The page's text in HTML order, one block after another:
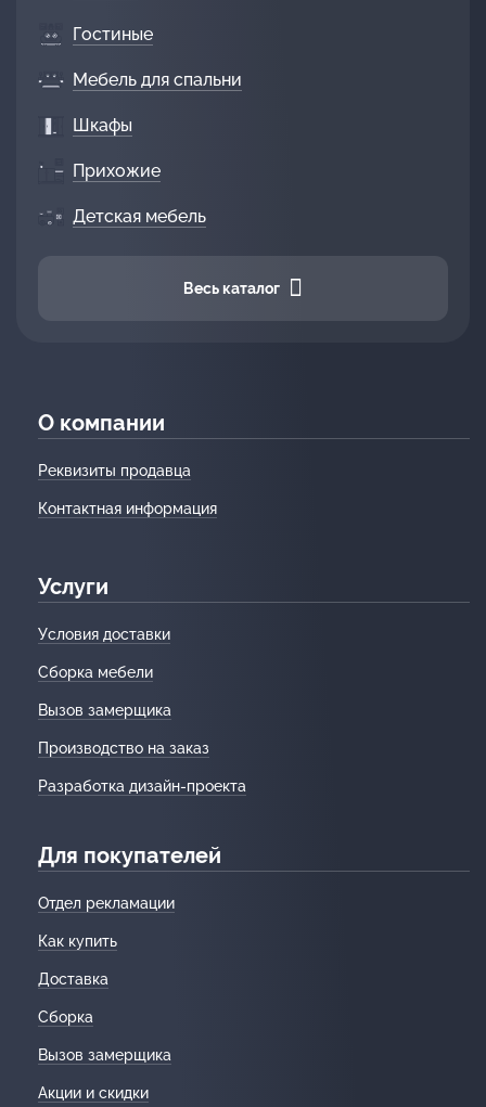
Гостиные
Мебель для спальни
Шкафы
Прихожие
Детская мебель
Весь каталог
О компании
Реквизиты продавца
Контактная информация
Услуги
Условия доставки
Сборка мебели
Вызов замерщика
Производство на заказ
Разработка дизайн-проекта
Для покупателей
Отдел рекламации
Как купить
Доставка
Сборка
Вызов замерщика
Акции и скидки